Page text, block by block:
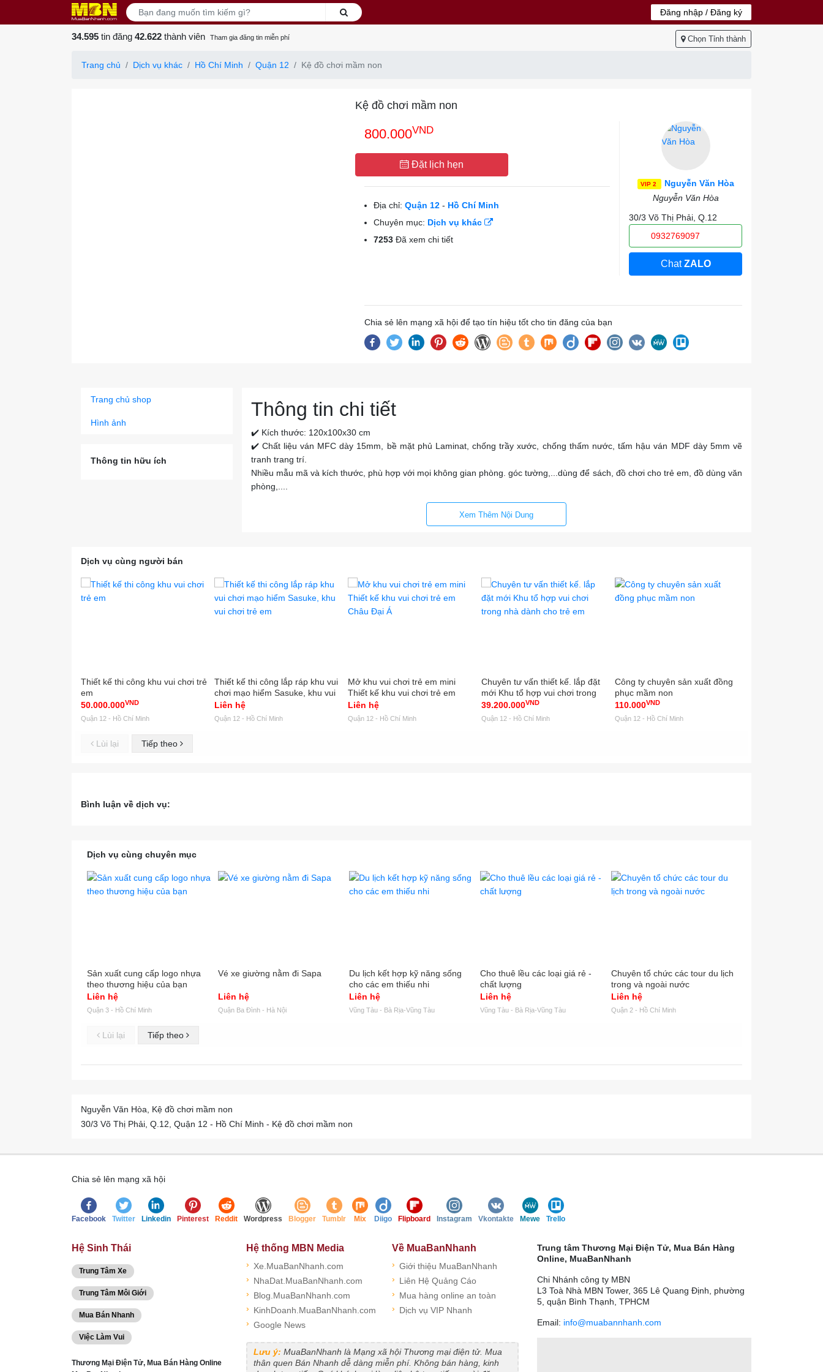
Đăng nhập / Đăng ký
34.595 tin đăng 42.622 thành viên Tham gia đăng tin miễn phí Chọn Tỉnh thành
Trang chủ Dịch vụ khác Hồ Chí Minh Quận 12 Kệ đồ chơi mầm non
Kệ đồ chơi mầm non
800.000VND
Đặt lịch hẹn
Địa chỉ: Quận 12 - Hồ Chí Minh
Chuyên mục: Dịch vụ khác
7253Đã xem chi tiết
VIP 2
Nguyễn Văn Hòa
Nguyễn Văn Hòa
30/3 Võ Thị Phải, Q.12
0932769097
ChatZALO
Chia sẻ lên mạng xã hội để tạo tín hiệu tốt cho tin đăng của bạn
Trang chủ shop
Hình ảnh
Thông tin hữu ích
Thông tin chi tiết
✔️ Kích thước: 120x100x30 cm
✔️ Chất liệu ván MFC dày 15mm, bề mặt phủ Laminat, chống trầy xước, chống thấm nước, tấm hậu ván MDF dày 5mm vẽ
tranh trang trí.
Nhiều mẫu mã và kích thước, phù hợp với mọi không gian phòng. góc tường,...dùng để sách, đồ chơi cho trẻ em, đồ dùng văn
phòng,....
Xem Thêm Nội Dung
Dịch vụ cùng người bán
Thiết kế thi công khu vui chơi trẻ
em
50.000.000VND
Quận 12 - Hồ Chí Minh
Thiết kế thi công lắp ráp khu vui
chơi mạo hiểm Sasuke, khu vui
chơi trẻ em
Liên hệ
Quận 12 - Hồ Chí Minh
Mở khu vui chơi trẻ em mini
Thiết kế khu vui chơi trẻ em
Châu Đại Á
Liên hệ
Quận 12 - Hồ Chí Minh
Chuyên tư vấn thiết kế. lắp đặt
mới Khu tổ hợp vui chơi trong
nhà dành cho trẻ em
39.200.000VND
Quận 12 - Hồ Chí Minh
Công ty chuyên sản xuất đồng
phục mầm non
110.000VND
Quận 12 - Hồ Chí Minh
Lùi lại Tiếp theo
Bình luận về dịch vụ:
Dịch vụ cùng chuyên mục
Sản xuất cung cấp logo nhựa
theo thương hiệu của bạn
Liên hệ
Quận 3 - Hồ Chí Minh
Vé xe giường nằm đi Sapa
Liên hệ
Quận Ba Đình - Hà Nội
Du lịch kết hợp kỹ năng sống
cho các em thiếu nhi
Liên hệ
Vũng Tàu - Bà Rịa-Vũng Tàu
Cho thuê lều các loại giá rẻ -
chất lượng
Liên hệ
Vũng Tàu - Bà Rịa-Vũng Tàu
Chuyên tổ chức các tour du lịch
trong và ngoài nước
Liên hệ
Quận 2 - Hồ Chí Minh
Lùi lại Tiếp theo
Nguyễn Văn Hòa, Kệ đồ chơi mầm non
30/3 Võ Thị Phải, Q.12, Quận 12 - Hồ Chí Minh - Kệ đồ chơi mầm non
Chia sẻ lên mạng xã hội
Facebook Twitter Linkedin Pinterest Reddit Wordpress Blogger Tumblr Mix Diigo Flipboard Instagram Vkontakte Mewe Trello
Hệ Sinh Thái
Trung Tâm Xe
Trung Tâm Môi Giới
Mua Bán Nhanh
Việc Làm Vui
Thương Mại Điện Tử, Mua Bán Hàng Online
Hệ thống MBN Media
› Xe.MuaBanNhanh.com
› NhaDat.MuaBanNhanh.com
› Blog.MuaBanNhanh.com
› KinhDoanh.MuaBanNhanh.com
› Google News
Về MuaBanNhanh
› Giới thiệu MuaBanNhanh
› Liên Hệ Quảng Cáo
› Mua hàng online an toàn
› Dịch vụ VIP Nhanh
Lưu ý: MuaBanNhanh là Mạng xã hội Thương mại điện tử. Mua
thân quen Bán Nhanh dễ dàng miễn phí. Không bán hàng, kinh
Trung tâm Thương Mại Điện Tử, Mua Bán Hàng
Online, MuaBanNhanh
Chi Nhánh công ty MBN
L3 Toà Nhà MBN Tower, 365 Lê Quang Định, phường
5, quận Bình Thạnh, TPHCM
Email: info@muabannhanh.com